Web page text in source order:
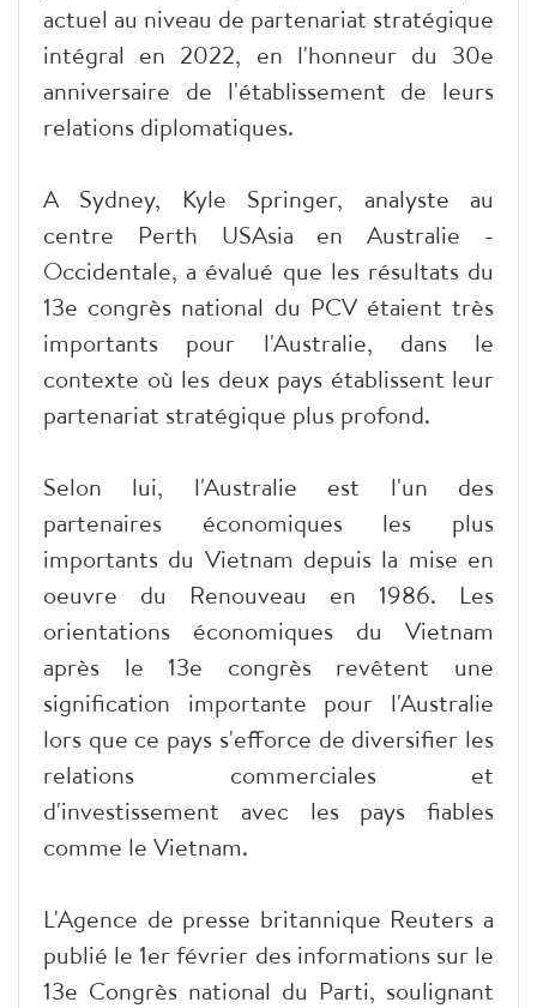
actuel au niveau de partenariat stratégique
intégral en 2022, en l'honneur du 30e
anniversaire de l'établissement de leurs
relations diplomatiques.
A Sydney, Kyle Springer, analyste au
centre Perth USAsia en Australie -
Occidentale, a évalué que les résultats du
13e congrès national du PCV étaient très
importants pour l'Australie, dans le
contexte où les deux pays établissent leur
partenariat stratégique plus profond.
Selon lui, l'Australie est l'un des
partenaires économiques les plus
importants du Vietnam depuis la mise en
oeuvre du Renouveau en 1986. Les
orientations économiques du Vietnam
après le 13e congrès revêtent une
signification importante pour l'Australie
lors que ce pays s'efforce de diversifier les
relations commerciales et
d'investissement avec les pays fiables
comme le Vietnam.
L'Agence de presse britannique Reuters a
publié le 1er février des informations sur le
13e Congrès national du Parti, soulignant